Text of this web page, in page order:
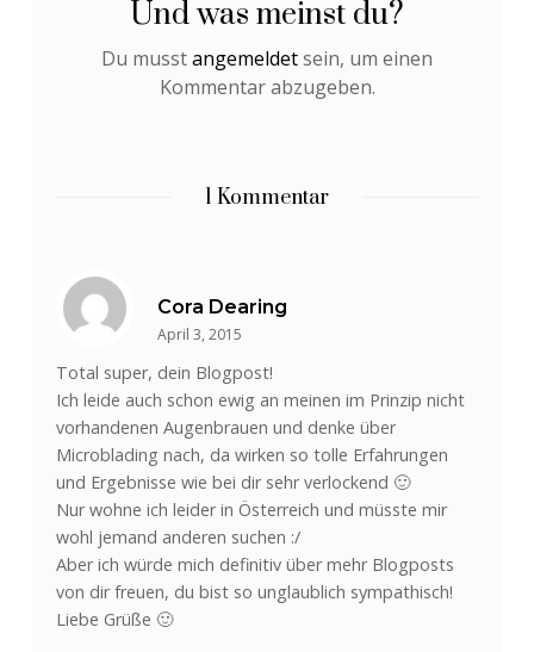
Und was meinst du?
Du musstangemeldetsein, um einen
Kommentar abzugeben.
1 Kommentar
Cora Dearing
April 3, 2015
Total super, dein Blogpost!
Ich leide auch schon ewig an meinen im Prinzip nicht
vorhandenen Augenbrauen und denke über
Microblading nach, da wirken so tolle Erfahrungen
und Ergebnisse wie bei dir sehr verlockend 🙂
Nur wohne ich leider in Österreich und müsste mir
wohl jemand anderen suchen :/
Aber ich würde mich definitiv über mehr Blogposts
von dir freuen, du bist so unglaublich sympathisch!
Liebe Grüße 🙂